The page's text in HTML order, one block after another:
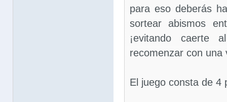
para eso deberás
sortear abismos
¡evitando caerte
recomenzar con una
El juego consta de 4